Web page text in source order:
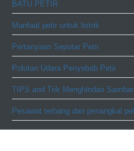
BATU PETIR
Manfaat petir untuk listrik
Pertanyaan Seputar Petir
Polutan Udara Penyebab Petir
TIPS and Trik Menghindari
Pesawat terbang dan penangkal